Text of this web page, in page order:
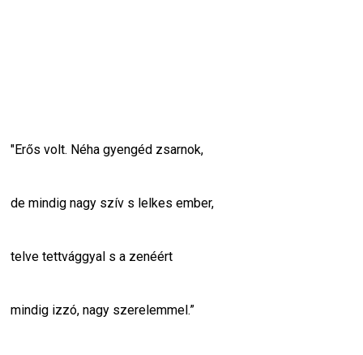
"Erős volt. Néha gyengéd zsarnok,
de mindig nagy szív s lelkes ember,
telve tettvággyal s a zenéért
mindig izzó, nagy szerelemmel.”